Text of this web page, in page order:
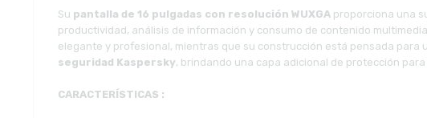
Su pantalla de 16 pulgadas con resolución WUXGA proporciona una
productividad, análisis de información y consumo de contenido
elegante y profesional, mientras que su construcción está pensada para
seguridad Kaspersky, brindando una capa adicional de protección
CARACTERÍSTICAS :